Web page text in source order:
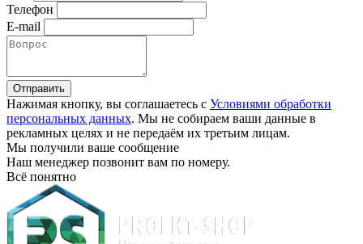
Телефон
E-mail
Отправить
Нажимая кнопку, вы соглашаетесь с Условиями обработки
персональных данных. Мы не собираем ваши данные в
рекламных целях и не передаём их третьим лицам.
Мы получили ваше сообщение
Наш менеджер позвонит вам по номеру.
Всё понятно